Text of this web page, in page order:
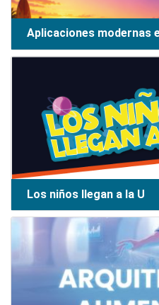
Aplicaciones modernas
Los niños llegan a la U